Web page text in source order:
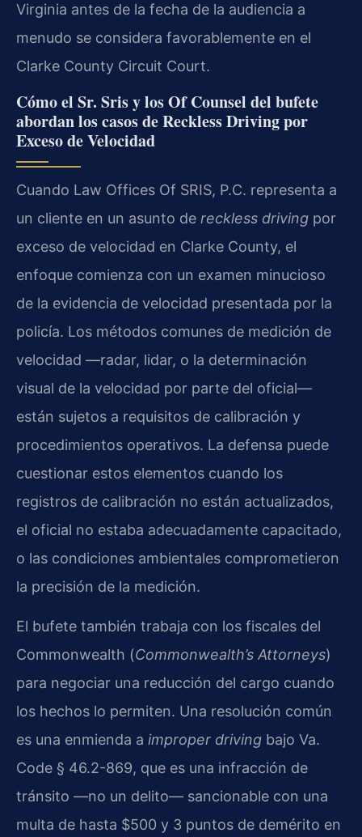
Virginia antes de la fecha de la audiencia a
menudo se considera favorablemente en el
Clarke County Circuit Court.
Cómo el Sr. Sris y los Of Counsel del bufete
abordan los casos de Reckless Driving por
Exceso de Velocidad
Cuando Law Offices Of SRIS, P.C. representa a
un cliente en un asunto de reckless driving por
exceso de velocidad en Clarke County, el
enfoque comienza con un examen minucioso
de la evidencia de velocidad presentada por la
policía. Los métodos comunes de medición de
velocidad —radar, lidar, o la determinación
visual de la velocidad por parte del oficial—
están sujetos a requisitos de calibración y
procedimientos operativos. La defensa puede
cuestionar estos elementos cuando los
registros de calibración no están actualizados,
el oficial no estaba adecuadamente capacitado,
o las condiciones ambientales comprometieron
la precisión de la medición.
El bufete también trabaja con los fiscales del
Commonwealth (Commonwealth’s Attorneys)
para negociar una reducción del cargo cuando
los hechos lo permiten. Una resolución común
es una enmienda a improper driving bajo Va.
Code § 46.2-869, que es una infracción de
tránsito —no un delito— sancionable con una
multa de hasta $500 y 3 puntos de demérito en